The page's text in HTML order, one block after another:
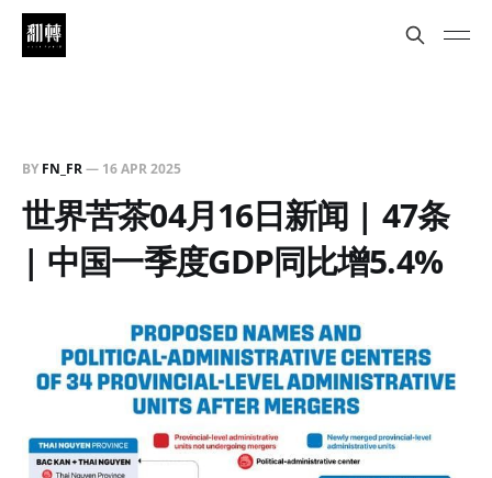
BY FN_FR— 16 APR 2025
世界苦茶04月16日新闻 | 47条
| 中国一季度GDP同比增5.4%